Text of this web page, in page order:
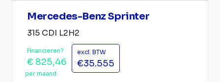
Mercedes-Benz Sprinter
315 CDI L2H2
Financieren?
€ 825,46
per maand
excl. BTW
€35.555